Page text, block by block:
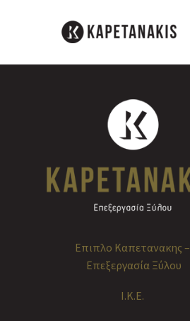
Επιπλο Καπετανακης –
Επεξεργασία Ξύλου
Ι.Κ.Ε.